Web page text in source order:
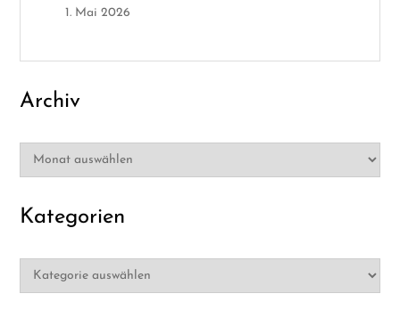
1. Mai 2026
Archiv
Archiv
Kategorien
Kategorien